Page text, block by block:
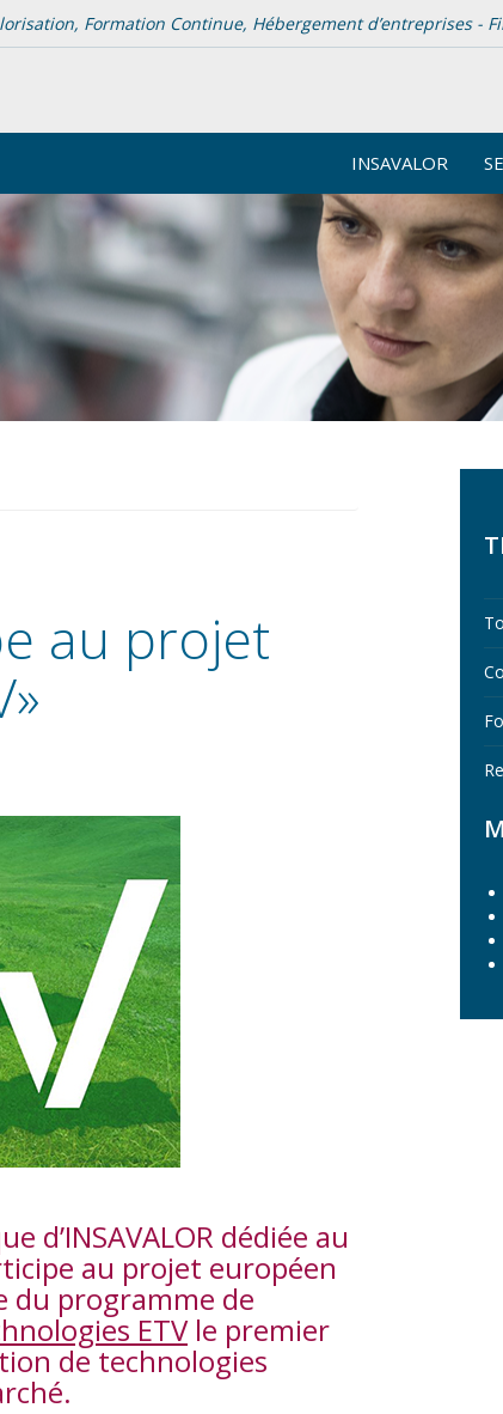
Formation Continue, Hébergement d’entreprises -
INSAVALOR
au projet
d’INSAVALOR dédiée au
au projet européen
du programme de
ETVle premier
de technologies